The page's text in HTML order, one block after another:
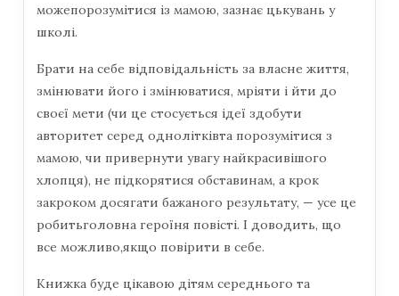
можепорозумітися із мамою, зазнає цькувань у
школі.
Брати на себе відповідальність за власне життя,
змінювати його і змінюватися, мріяти і йти до
своєї мети (чи це стосується ідеї здобути
авторитет серед однолітківта порозумітися з
мамою, чи привернути увагу найкрасивішого
хлопця), не підкорятися обставинам, а крок
закроком досягати бажаного результату, — усе це
робитьголовна героїня повісті. І доводить, що
все можливо,якщо повірити в себе.
Книжка буде цікавою дітям середнього та